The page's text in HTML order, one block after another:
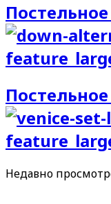
Недавно